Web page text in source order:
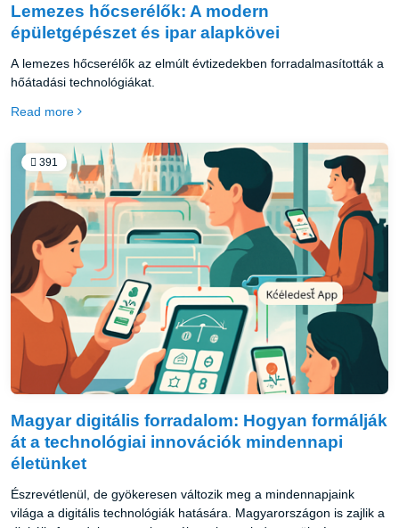
Lemezes hőcserélők: A modern
épületgépészet és ipar alapkövei
A lemezes hőcserélők az elmúlt évtizedekben forradalmasították a
hőátadási technológiákat.
Read more
391
Magyar digitális forradalom: Hogyan formálják
át a technológiai innovációk mindennapi
életünket
Észrevétlenül, de gyökeresen változik meg a mindennapjaink
világa a digitális technológiák hatására. Magyarországon is zajlik a